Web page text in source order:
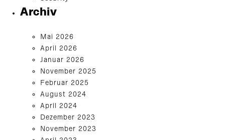
Archiv
Mai 2026
April 2026
Januar 2026
November 2025
Februar 2025
August 2024
April 2024
Dezember 2023
November 2023